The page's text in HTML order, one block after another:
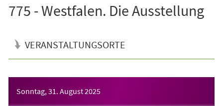
775 - Westfalen. Die Ausstellung
VERANSTALTUNGSORTE
Sonntag, 31. August 2025